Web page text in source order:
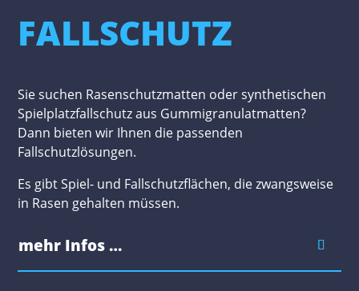
FALLSCHUTZ
Sie suchen Rasenschutzmatten oder synthetischen
Spielplatzfallschutz aus Gummigranulatmatten?
Dann bieten wir Ihnen die passenden
Fallschutzlösungen.
Es gibt Spiel- und Fallschutzflächen, die zwangsweise
in Rasen gehalten müssen.
mehr Infos …